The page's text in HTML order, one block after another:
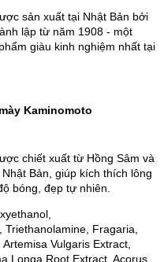
sản xuất tại Nhật Bản bởi
lập từ năm 1908 - một
giàu kinh nghiệm nhất tại
Kaminomoto
chiết xuất từ Hồng Sâm và
Bản, giúp kích thích lông
bóng, đẹp tự nhiên.
Fragaria,
Vulgaris Extract,
Longa Root Extract, Acorus